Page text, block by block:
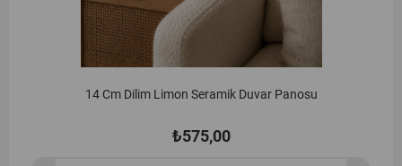
14 Cm Dilim Limon Seramik Duvar Panosu
₺575,00